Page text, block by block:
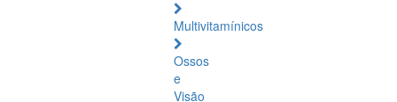
Multivitamínicos
Ossos
e
Visão